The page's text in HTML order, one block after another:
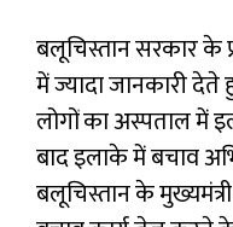
बलूचिस्तान सरकार के
में ज्यादा जानकारी
लोगों का अस्पताल में
बाद इलाके में बचाव
बलूचिस्तान के